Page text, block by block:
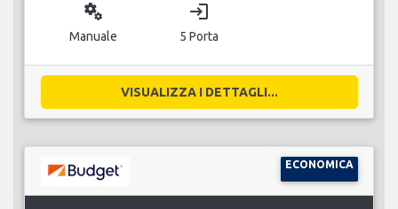
miscellaneous_services
Manuale
login
5 Porta
VISUALIZZA I DETTAGLI...
ECONOMICA